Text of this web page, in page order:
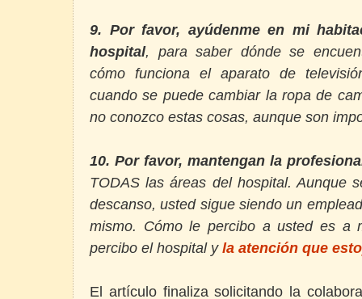
9. Por favor, ayúdenme en mi
hospital, para saber dónde se
cómo funciona el aparato de
cuando se puede cambiar la ropa de
no conozco estas cosas, aunque son
10. Por favor, mantengan la
TODAS las áreas del hospital. Aunque
descanso, usted sigue siendo un
mismo. Cómo le percibo a usted es a
percibo el hospital yla atención que
El artículo finaliza solicitando la